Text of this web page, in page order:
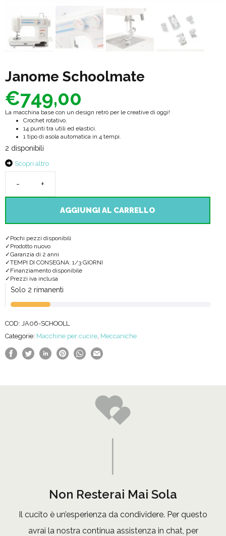
Janome Schoolmate
€749,00
La macchina base con un design retrò per le creative di oggi!
Crochet rotativo.
14 punti tra utili ed elastici.
1 tipo di asola automatica in 4 tempi.
2 disponibili
Scopri altro
Schoolmate
quantità
AGGIUNGI AL CARRELLO
Pochi pezzi disponibili
Prodotto nuovo
Garanzia di 2 anni
TEMPI DI CONSEGNA: 1/3 GIORNI
Finanziamento disponibile
Prezzi iva inclusa
Solo 2 rimanenti
COD: JA06-SCHOOLL
Categorie: Macchine per cucire, Meccaniche
Non Resterai Mai Sola
Il cucito è un’esperienza da condividere. Per questo
avrai la nostra continua assistenza in chat, per